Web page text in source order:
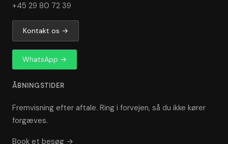
+45 29 80 72 39
Kontakt os →
WhatsApp →
ÅBNINGSTIDER
Fremvisning efter aftale. Ring i forvejen, så du ikke kører
forgæves.
Book et besøg →